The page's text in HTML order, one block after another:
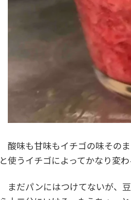
酸味も甘味もイチゴの味その
と使うイチゴによってかなり変
まだパンにはつけてないが、